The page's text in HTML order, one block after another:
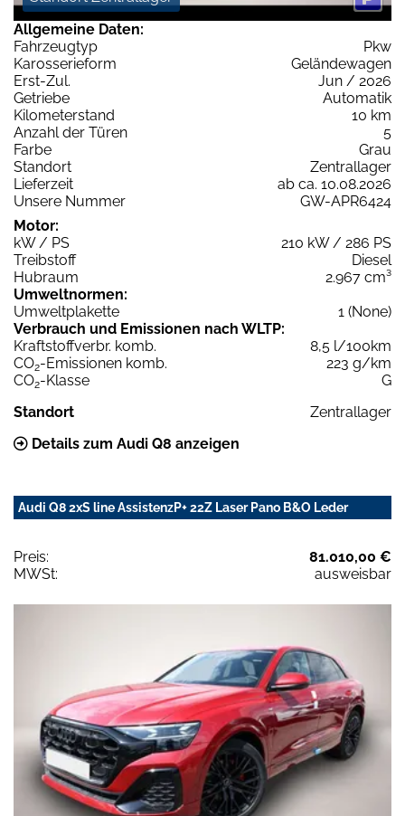
Allgemeine Daten:
Fahrzeugtyp
Pkw
Karosserieform
Geländewagen
Erst-Zul.
Jun / 2026
Getriebe
Automatik
Kilometerstand
10 km
Anzahl der Türen
5
Farbe
Grau
Standort
Zentrallager
Lieferzeit
ab ca. 10.08.2026
Unsere Nummer
GW-APR6424
Motor:
kW / PS
210 kW / 286 PS
Treibstoff
Diesel
Hubraum
2.967 cm³
Umweltnormen:
Umweltplakette
1 (None)
Verbrauch und Emissionen nach WLTP:
Kraftstoffverbr. komb.
8,5 l/100km
CO2-Emissionen komb.
223 g/km
CO2-Klasse
G
Standort
Zentrallager
Details zum Audi Q8 anzeigen
Audi Q8 2xS line AssistenzP+ 22Z Laser Pano B&O Leder
Preis:
81.010,00 €
MWSt:
ausweisbar